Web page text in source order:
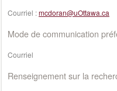
Courriel :mcdoran@uOttawa.ca
Mode de communication
Courriel
Renseignement sur la